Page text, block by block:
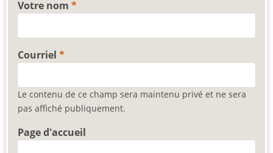
Votre nom
Courriel
Le contenu de ce champ sera maintenu privé et ne sera
pas affiché publiquement.
Page d'accueil